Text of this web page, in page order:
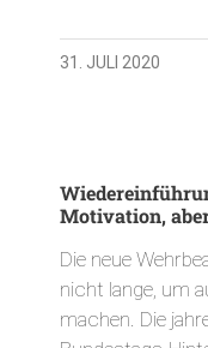
31. JULI 2020
Motivation,
Die neue
nicht lange, um
machen. Die